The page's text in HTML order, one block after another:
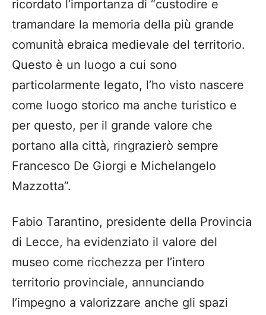
ricordato l’importanza di “custodire e
tramandare la memoria della più grande
comunità ebraica medievale del territorio.
Questo è un luogo a cui sono
particolarmente legato, l’ho visto nascere
come luogo storico ma anche turistico e
per questo, per il grande valore che
portano alla città, ringrazierò sempre
Francesco De Giorgi e Michelangelo
Mazzotta”.
Fabio Tarantino, presidente della Provincia
di Lecce, ha evidenziato il valore del
museo come ricchezza per l’intero
territorio provinciale, annunciando
l’impegno a valorizzare anche gli spazi